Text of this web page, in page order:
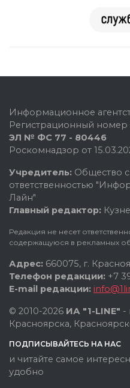
Информационное
Регистрационный
ЭЛ № ФС 77 - 80446
Роскомнадзор от
Учредитель: Общество
ответственностью
Лайн"
Главный редактор:
Редакция не несет
содержащуюся в рекламных
Адрес: 660075, г.
Телефон редакции: +7
E-mail редакции:
© 2010-2026 ИА "1-LINE" -
Красноярска,
ПОДПИСЫВАЙТЕСЬ НА НАС
и читайте самое
удобно